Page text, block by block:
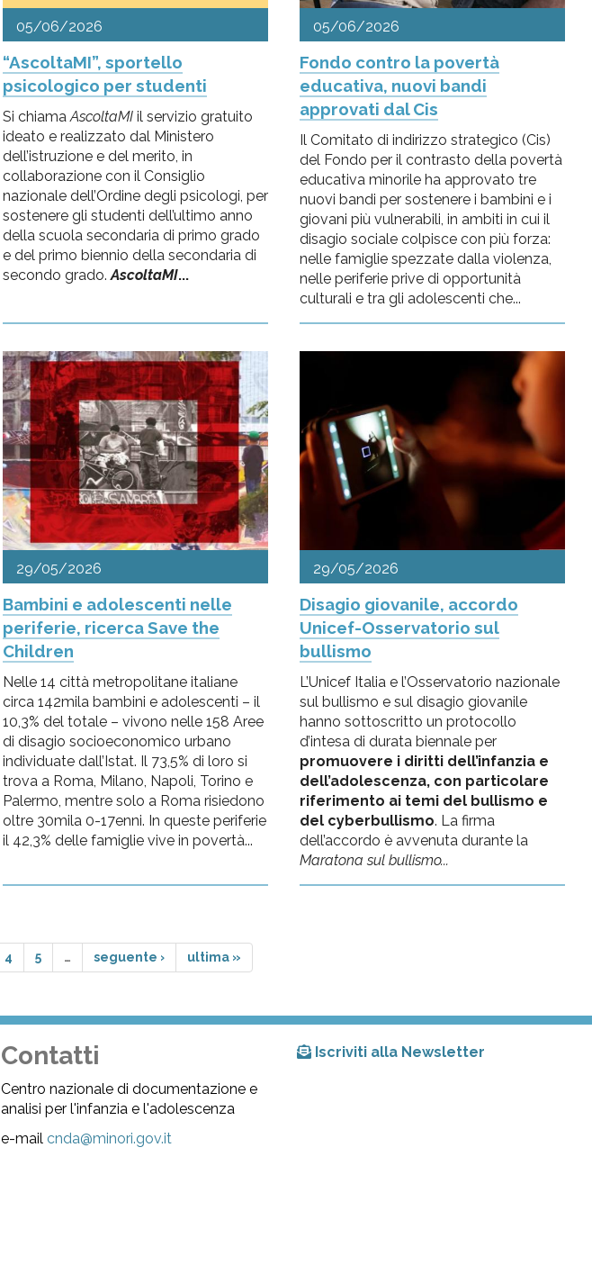
05/06/2026
“AscoltaMI”, sportello
psicologico per studenti
Si chiamaAscoltaMI il servizio gratuito
ideato e realizzato dal Ministero
dell’istruzione e del merito, in
collaborazione con il Consiglio
nazionale dell’Ordine degli psicologi, per
sostenere gli studenti dell’ultimo anno
della scuola secondaria di primo grado
e del primo biennio della secondaria di
secondo grado.AscoltaMI...
05/06/2026
Fondo contro la povertà
educativa, nuovi bandi
approvati dal Cis
Il Comitato di indirizzo strategico (Cis)
del Fondo per il contrasto della povertà
educativa minorile ha approvato tre
nuovi bandi per sostenere i bambini e i
giovani più vulnerabili, in ambiti in cui il
disagio sociale colpisce con più forza:
nelle famiglie spezzate dalla violenza,
nelle periferie prive di opportunità
culturali e tra gli adolescenti che...
29/05/2026
Bambini e adolescenti nelle
periferie, ricerca Save the
Children
Nelle 14 città metropolitane italiane
circa 142mila bambini e adolescenti – il
10,3% del totale – vivono nelle 158 Aree
di disagio socioeconomico urbano
individuate dall’Istat. Il 73,5% di loro si
trova a Roma, Milano, Napoli, Torino e
Palermo, mentre solo a Roma risiedono
oltre 30mila 0-17enni. In queste periferie
il 42,3% delle famiglie vive in povertà...
29/05/2026
Disagio giovanile, accordo
Unicef-Osservatorio sul
bullismo
L’Unicef Italia e l’Osservatorio nazionale
sul bullismo e sul disagio giovanile
hanno sottoscritto un protocollo
d’intesa di durata biennale per
promuovere i diritti dell’infanzia e
dell’adolescenza, con particolare
riferimento ai temi del bullismo e
del cyberbullismo. La firma
dell’accordo è avvenuta durante la
Maratona sul bullismo...
4 5 … seguente › ultima »
Contatti
Centro nazionale di documentazione e
analisi per l'infanzia e l'adolescenza
e-mailcnda@minori.gov.it
Iscriviti alla Newsletter